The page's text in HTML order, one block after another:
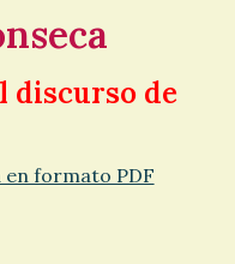
discurso de
formato PDF